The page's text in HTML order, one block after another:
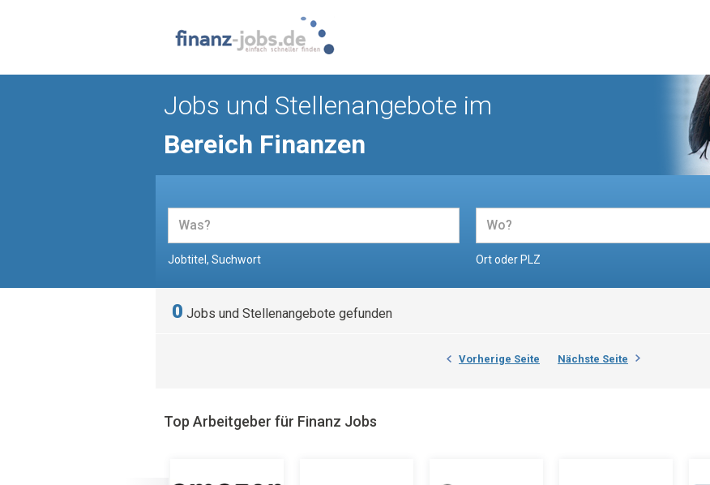
Jobs und Stellenangebote im
Bereich Finanzen
Jobtitel, Suchwort Ort oder PLZ
0 Jobs und Stellenangebote gefunden
Vorherige Seite Nächste Seite
Top Arbeitgeber für Finanz Jobs